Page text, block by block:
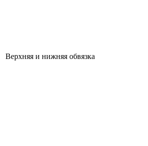
Верхняя и нижняя обвязка